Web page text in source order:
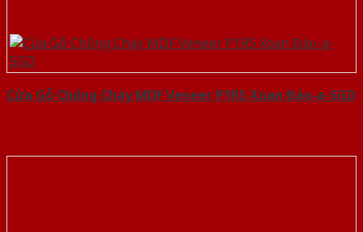
Cửa Gỗ Chống Cháy MDF Veneer P1R5 Xoan Đào-a-SGD